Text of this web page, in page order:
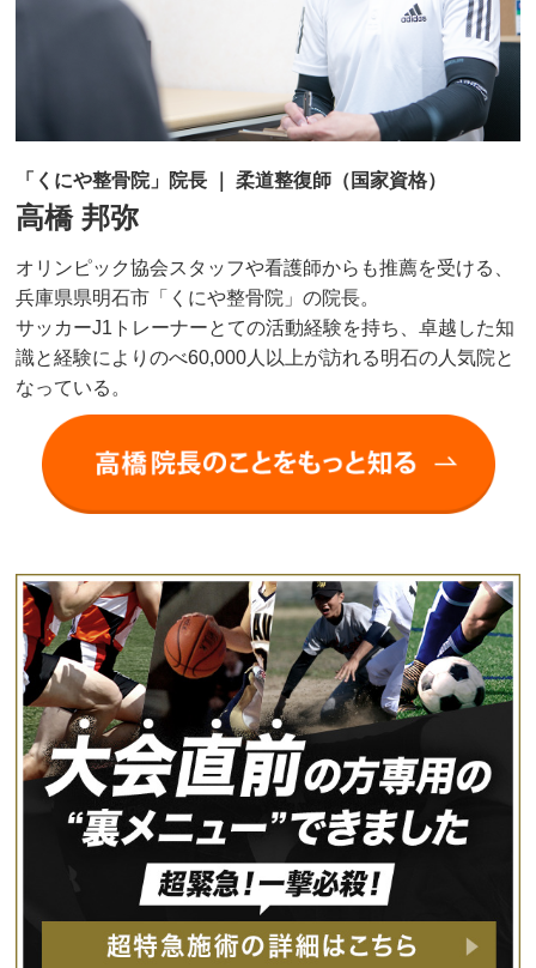
「くにや整骨院」院長 ｜ 柔道整復師（国家資格）
高橋 邦弥
オリンピック協会スタッフや看護師からも推薦を受ける、
兵庫県県明石市「くにや整骨院」の院長。
サッカーJ1トレーナーとての活動経験を持ち、卓越した知
識と経験によりのべ60,000人以上が訪れる明石の人気院と
なっている。